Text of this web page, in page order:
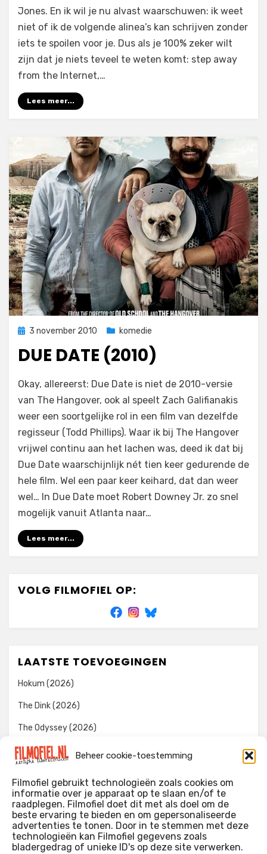
Beheer cookie-toestemming
Filmofiel gebruikt technologieën zoals cookies om
informatie over je apparaat op te slaan en/of te
raadplegen. Filmofiel doet dit met als doel om de
beste ervaring te bieden en om gepersonaliseerde
advertenties te tonen. Door in te stemmen met deze
technologieën kan Filmofiel gegevens zoals
bladergedrag of unieke ID's op deze site verwerken.
Jones. En ik wil je nu alvast waarschuwen: ik weet
niet of ik de volgende alinea’s kan schrijven zonder
iets te spoilen voor je. Dus als je 100% zeker wilt
zijn dat je niets teveel te weten komt: step away
from the Internet,…
Lees meer...
Geplaatst
3 november 2010 komedie
DUE DATE (2010)
Filmofiel.nl
1 reactie
Date
(2010)
Okay, allereerst: Due Date is niet de 2010-versie
van The Hangover, ook al speelt Zach Galifianakis
weer een soortgelijke rol in een film van dezelfde
regisseur (Todd Phillips). Waar ik bij The Hangover
vrijwel continu aan het lachen was, deed ik dat bij
Due Date waarschijnlijk nét tien keer gedurende de
hele film. Wel een paar keer keihard, dat dan weer
wel… In Due Date moet Robert Downey Jr. zo snel
mogelijk vanuit Atlanta naar…
Lees meer...
VOLG FILMOFIEL OP:
LAATSTE TOEVOEGINGEN
Hokum (2026)
The Dink (2026)
The Odyssey (2026)
Evil Dead Burn (2026)
WIE IK BEN…?
Ik ben ooit begonnen met m’n recensies omdat ik zoveel